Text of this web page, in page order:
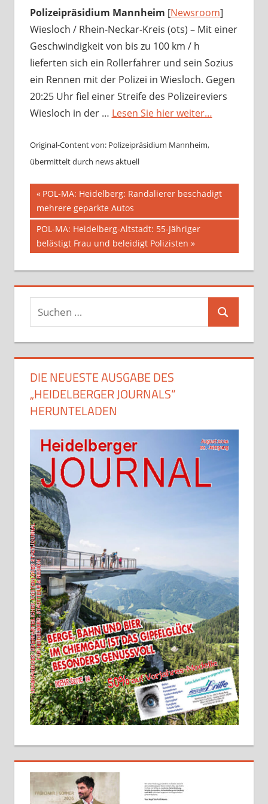
Polizeipräsidium Mannheim [Newsroom]
Wiesloch / Rhein-Neckar-Kreis (ots) – Mit einer
Geschwindigkeit von bis zu 100 km / h
lieferten sich ein Rollerfahrer und sein Sozius
ein Rennen mit der Polizei in Wiesloch. Gegen
20:25 Uhr fiel einer Streife des Polizeireviers
Wiesloch in der … Lesen Sie hier weiter…
Original-Content von: Polizeipräsidium Mannheim,
übermittelt durch news aktuell
Beitragsnavigation
Vorheriger
Beitrag:
POL-MA: Heidelberg: Randalierer beschädigt
mehrere geparkte Autos
Nächster
Beitrag:
POL-MA: Heidelberg-Altstadt: 55-Jähriger
belästigt Frau und beleidigt Polizisten
Suchen
nach:
Suchen
DIE NEUESTE AUSGABE DES
„HEIDELBERGER JOURNALS“
HERUNTELADEN